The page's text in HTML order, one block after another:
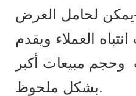
لحامل العرض
العملاء ويقدم
وحجم مبيعات أكبر
بشكل ملحوظ.